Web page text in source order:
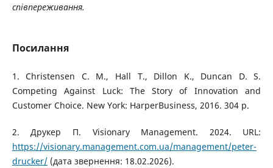
співпереживання.
Посилання
1. Christensen C. M., Hall T., Dillon K., Duncan D. S.
Competing Against Luck: The Story of Innovation and
Customer Choice. New York: HarperBusiness, 2016. 304 p.
2. Друкер П. Visionary Management. 2024. URL:
https://visionary.management.com.ua/management/peter-
drucker/(дата звернення: 18.02.2026).